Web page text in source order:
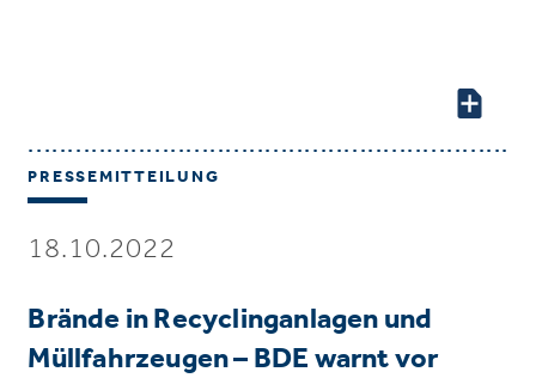
PRESSEMITTEILUNG
18.10.2022
Brände in Recyclinganlagen und
Müllfahrzeugen – BDE warnt vor